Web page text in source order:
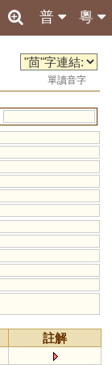
粵
普
單讀音字
註解